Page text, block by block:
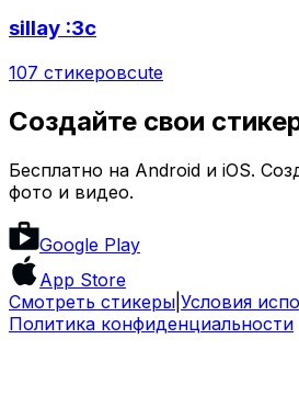
sillay :3c
107 стикеровcute
Создайте свои
Бесплатно на Android и iOS.
фото и видео.
Google Play
App Store
Смотреть стикеры Условия
Политика конфиденциальности